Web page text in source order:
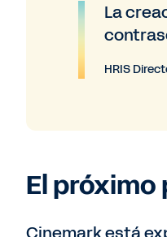
La
HRIS
El próximo